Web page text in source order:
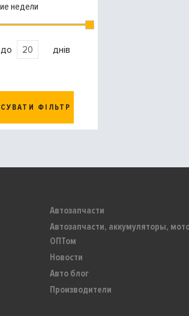
недели
до днів
ФІЛЬТР
Автозапчасти
Автозапчасти, аккумуляторы,
ОПТом
Новости
Авто блог
Производители